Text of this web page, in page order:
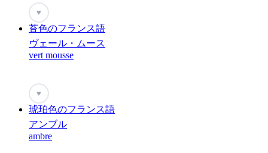
♥
苔色のフランス語
ヴェール・ムース
vert mousse
♥
琥珀色のフランス語
アンブル
ambre